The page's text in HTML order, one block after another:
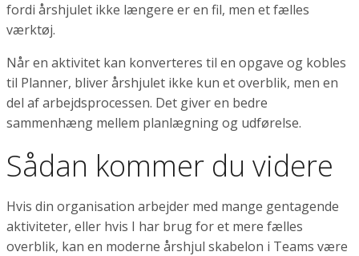
fordi årshjulet ikke længere er en fil, men et fælles
værktøj.
Når en aktivitet kan konverteres til en opgave og kobles
til Planner, bliver årshjulet ikke kun et overblik, men en
del af arbejdsprocessen. Det giver en bedre
sammenhæng mellem planlægning og udførelse.
Sådan kommer du videre
Hvis din organisation arbejder med mange gentagende
aktiviteter, eller hvis I har brug for et mere fælles
overblik, kan en moderne årshjul skabelon i Teams være